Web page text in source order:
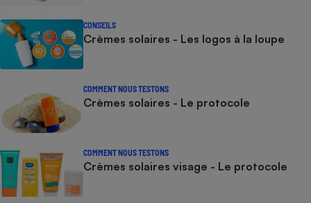
CONSEILS
Crèmes solaires - Les logos à la loupe
COMMENT NOUS TESTONS
Crèmes solaires - Le protocole
COMMENT NOUS TESTONS
Crèmes solaires visage - Le protocole